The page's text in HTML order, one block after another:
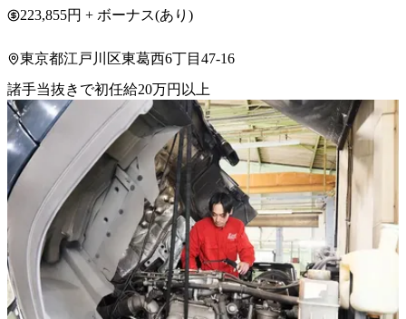
223,855円 + ボーナス(あり)
東京都江戸川区東葛西6丁目47-16
諸手当抜きで初任給20万円以上